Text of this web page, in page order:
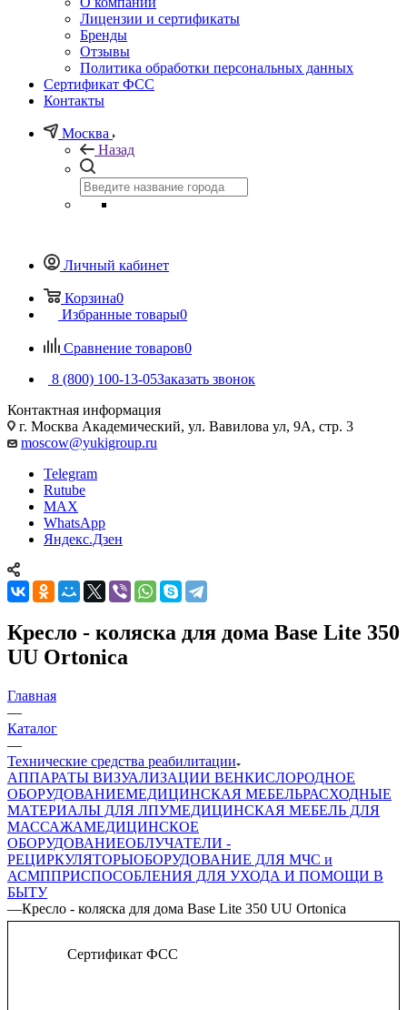
Лицензии и сертификаты
Бренды
Отзывы
Политика обработки персональных данных
Сертификат ФСС
Контакты
Москва
Назад
Личный кабинет
Корзина0
Избранные товары0
Сравнение товаров0
8 (800) 100-13-05Заказать звонок
Контактная информация
г. Москва Академический, ул. Вавилова ул, 9А, стр. 3
moscow@yukigroup.ru
Telegram
Rutube
MAX
WhatsApp
Яндекс.Дзен
Кресло - коляска для дома Base Lite 350
UU Ortonica
Главная
—
Каталог
—
Технические средства реабилитации
АППАРАТЫ ВИЗУАЛИЗАЦИИ ВЕНКИСЛОРОДНОЕ
ОБОРУДОВАНИЕМЕДИЦИНСКАЯ МЕБЕЛЬРАСХОДНЫЕ
МАТЕРИАЛЫ ДЛЯ ЛПУМЕДИЦИНСКАЯ МЕБЕЛЬ ДЛЯ
МАССАЖАМЕДИЦИНСКОЕ
ОБОРУДОВАНИЕОБЛУЧАТЕЛИ -
РЕЦИРКУЛЯТОРЫОБОРУДОВАНИЕ ДЛЯ МЧС и
АСМППРИСПОСОБЛЕНИЯ ДЛЯ УХОДА И ПОМОЩИ В
БЫТУ
—Кресло - коляска для дома Base Lite 350 UU Ortonica
Сертификат ФСС